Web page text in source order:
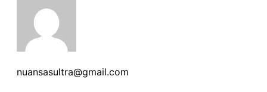
nuansasultra@gmail.com